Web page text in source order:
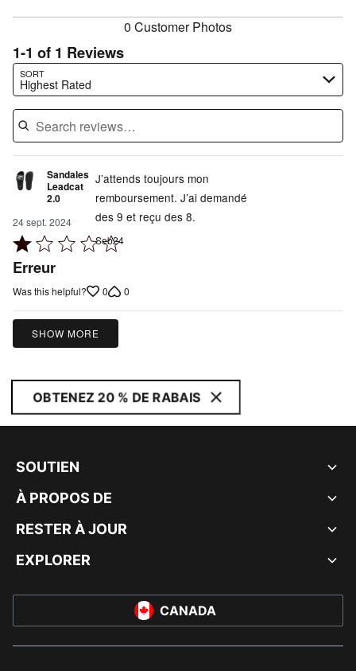
0 Customer Photos
1-1 of 1 Reviews
SORT
Highest Rated
Search reviews…
Sandales
Leadcat
2.0
24 sept. 2024
Rated
1
of
5
Erreur
J’attends toujours mon
remboursement. J’ai demandé
des 9 et reçu des 8.
Seb24
Was this helpful? 0 0
SHOW MORE
OBTENEZ 20 % DE RABAIS
SOUTIEN
À PROPOS DE
RESTER À JOUR
EXPLORER
CANADA